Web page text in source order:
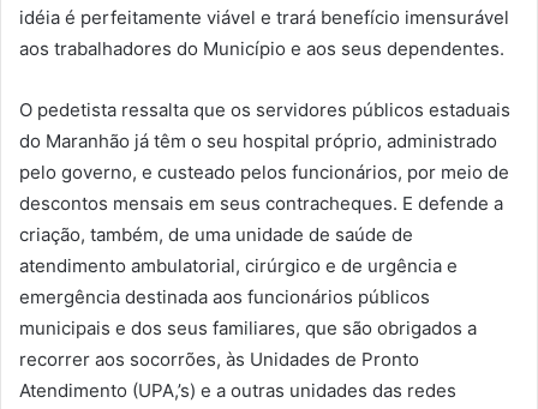
idéia é perfeitamente viável e trará benefício imensurável
aos trabalhadores do Município e aos seus dependentes.
O pedetista ressalta que os servidores públicos estaduais
do Maranhão já têm o seu hospital próprio, administrado
pelo governo, e custeado pelos funcionários, por meio de
descontos mensais em seus contracheques. E defende a
criação, também, de uma unidade de saúde de
atendimento ambulatorial, cirúrgico e de urgência e
emergência destinada aos funcionários públicos
municipais e dos seus familiares, que são obrigados a
recorrer aos socorrões, às Unidades de Pronto
Atendimento (UPA,’s) e a outras unidades das redes